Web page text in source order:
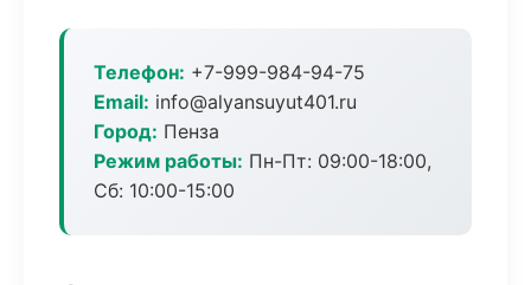
Телефон: +7-999-984-94-75
Email: info@alyansuyut401.ru
Город: Пенза
Режим работы: Пн-Пт: 09:00-18:00,
Сб: 10:00-15:00